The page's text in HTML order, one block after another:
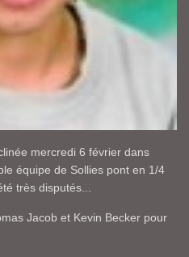
mercredi 6 février dans
équipe de Sollies pont en 1/4
très disputés...
Jacob et Kevin Becker pour